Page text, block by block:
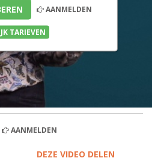
AANMELDEN
TARIEVEN
AANMELDEN
DEZE VIDEO DELEN